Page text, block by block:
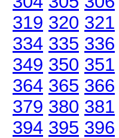
319 320 321
334 335 336
349 350 351
364 365 366
379 380 381
394 395 396